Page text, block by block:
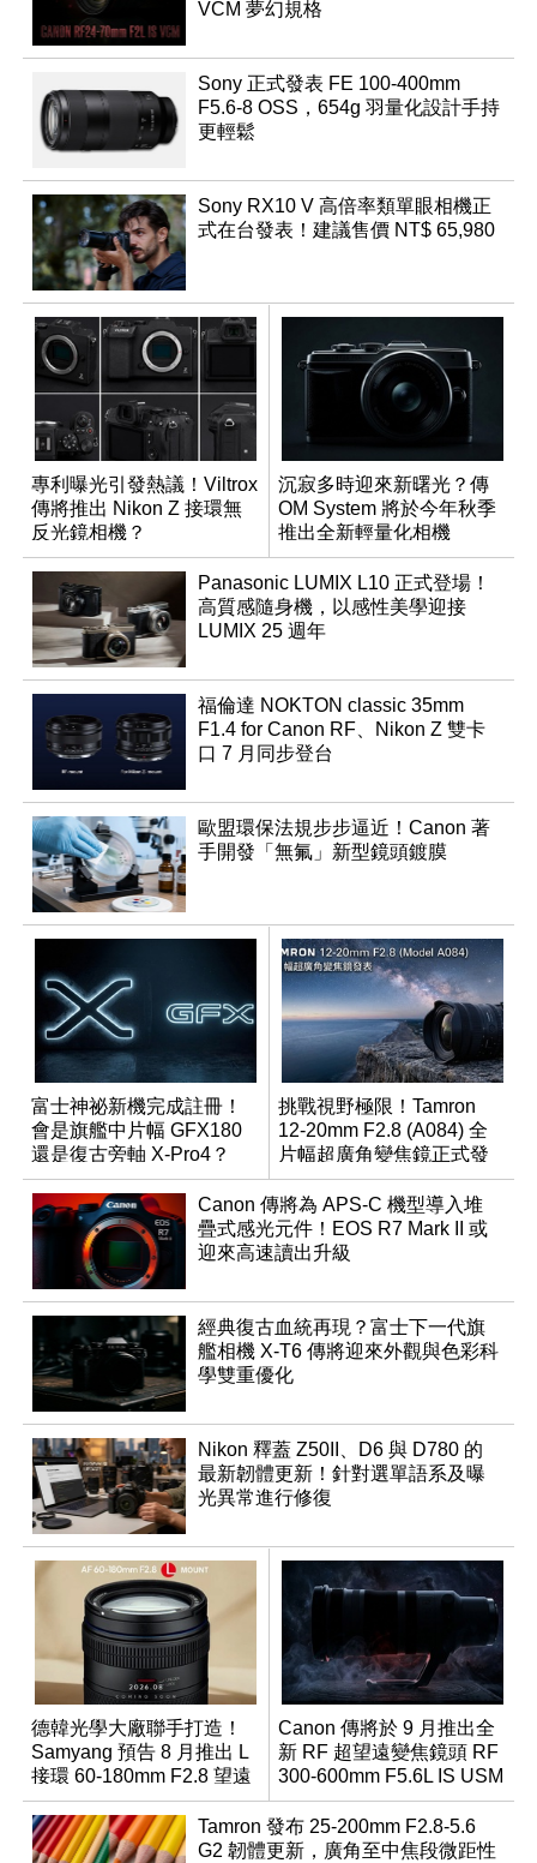
VCM 夢幻規格
Sony 正式發表 FE 100-400mm
F5.6-8 OSS，654g 羽量化設計手持
更輕鬆
Sony RX10 V 高倍率類單眼相機正
式在台發表！建議售價 NT$ 65,980
專利曝光引發熱議！Viltrox
傳將推出 Nikon Z 接環無
反光鏡相機？
沉寂多時迎來新曙光？傳
OM System 將於今年秋季
推出全新輕量化相機
Panasonic LUMIX L10 正式登場！
高質感隨身機，以感性美學迎接
LUMIX 25 週年
福倫達 NOKTON classic 35mm
F1.4 for Canon RF、Nikon Z 雙卡
口 7 月同步登台
歐盟環保法規步步逼近！Canon 著
手開發「無氟」新型鏡頭鍍膜
富士神祕新機完成註冊！
會是旗艦中片幅 GFX180
還是復古旁軸 X-Pro4？
挑戰視野極限！Tamron
12-20mm F2.8 (A084) 全
片幅超廣角變焦鏡正式發
表
Canon 傳將為 APS-C 機型導入堆
疊式感光元件！EOS R7 Mark II 或
迎來高速讀出升級
經典復古血統再現？富士下一代旗
艦相機 X-T6 傳將迎來外觀與色彩科
學雙重優化
Nikon 釋蓋 Z50II、D6 與 D780 的
最新韌體更新！針對選單語系及曝
光異常進行修復
德韓光學大廠聯手打造！
Samyang 預告 8 月推出 L
接環 60-180mm F2.8 望遠
變焦鏡
Canon 傳將於 9 月推出全
新 RF 超望遠變焦鏡頭 RF
300-600mm F5.6L IS USM
Tamron 發布 25-200mm F2.8-5.6
G2 韌體更新，廣角至中焦段微距性